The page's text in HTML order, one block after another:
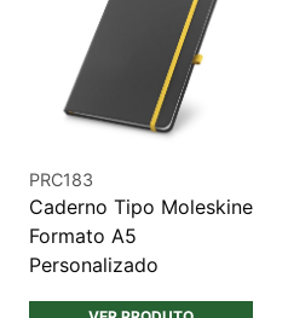
PRC183
Caderno Tipo Moleskine
Formato A5
Personalizado